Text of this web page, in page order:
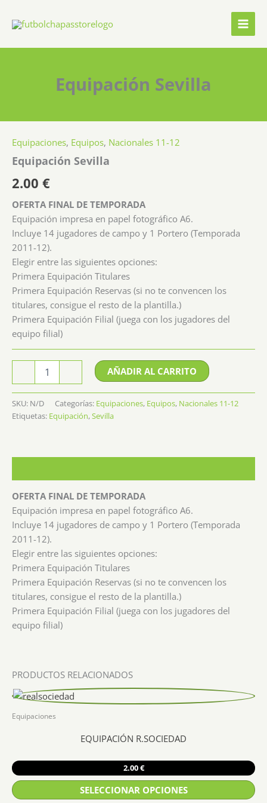
Equipación Sevilla
Equipaciones, Equipos, Nacionales 11-12
Equipación Sevilla
2.00 €
OFERTA FINAL DE TEMPORADA
Equipación impresa en papel fotográfico A6.
Incluye 14 jugadores de campo y 1 Portero (Temporada
2011-12).
Elegir entre las siguientes opciones:
Primera Equipación Titulares
Primera Equipación Reservas (si no te convencen los
titulares, consigue el resto de la plantilla.)
Primera Equipación Filial (juega con los jugadores del
equipo filial)
AÑADIR AL CARRITO
SKU: N/D Categorías: Equipaciones, Equipos, Nacionales 11-12
Etiquetas: Equipación,Sevilla
OFERTA FINAL DE TEMPORADA
Equipación impresa en papel fotográfico A6.
Incluye 14 jugadores de campo y 1 Portero (Temporada
2011-12).
Elegir entre las siguientes opciones:
Primera Equipación Titulares
Primera Equipación Reservas (si no te convencen los
titulares, consigue el resto de la plantilla.)
Primera Equipación Filial (juega con los jugadores del
equipo filial)
PRODUCTOS RELACIONADOS
Equipaciones
EQUIPACIÓN R.SOCIEDAD
2.00€
SELECCIONAR OPCIONES